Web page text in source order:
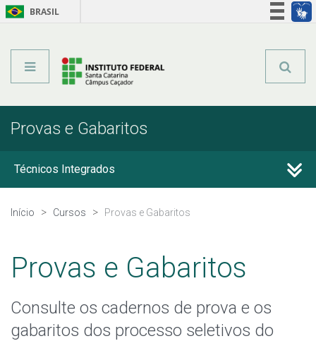
BRASIL
Provas e Gabaritos
Técnicos Integrados
Técnicos Subsequentes
Graduação
Especialização
Início Cursos Provas e Gabaritos
Provas e Gabaritos
Consulte os cadernos de prova e os
gabaritos dos processo seletivos do